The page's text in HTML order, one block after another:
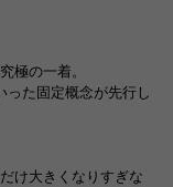
極の一着。
った固定概念が先行し
け大きくなりすぎな